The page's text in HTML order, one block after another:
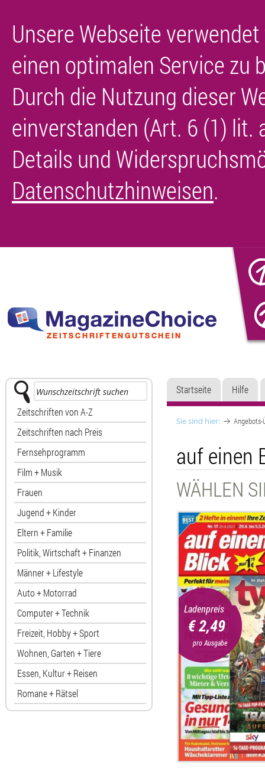
Unsere Webseite
einen optimalen Service zu
Durch die Nutzung dieser
einverstanden (Art. 6 (1) lit.
Details und
Datenschutzhinweisen.
Zeitschriften von A-Z
Zeitschriften nach Preis
Fernsehprogramm
Film + Musik
Frauen
Jugend + Kinder
Eltern + Familie
Politik, Wirtschaft + Finanzen
Männer + Lifestyle
Auto + Motorrad
Computer + Technik
Freizeit, Hobby + Sport
Wohnen, Garten + Tiere
Essen, Kultur + Reisen
Romane + Rätsel
Startseite Hilfe
Sie sind hier:
auf einen
WÄHLEN
Ladenpreis
€ 2,49
pro Ausgabe